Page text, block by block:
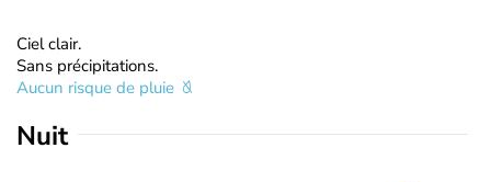
Ciel clair.
Sans précipitations.
Aucun risque de pluie
Nuit